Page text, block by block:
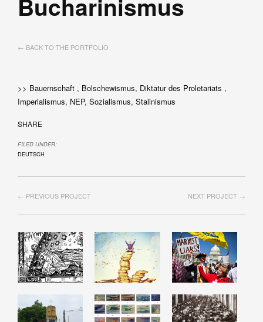
← BACK TO THE PORTFOLIO
>> Bauernschaft , Bolschewismus, Diktatur des Proletariats ,
Imperialismus, NEP, Sozialismus, Stalinismus
SHARE
FILED UNDER:
DEUTSCH
NEXT PROJECT →
← PREVIOUS PROJECT